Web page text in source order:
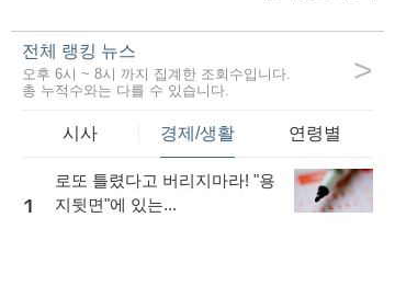
전체 랭킹 뉴스
오후 6시 ~ 8시 까지 집계한 조회수입니다.
총 누적수와는 다를 수 있습니다.
>
시사 경제/생활 연령별
1
로또 틀렸다고 버리지마라! "용
지뒷면"에 있는...